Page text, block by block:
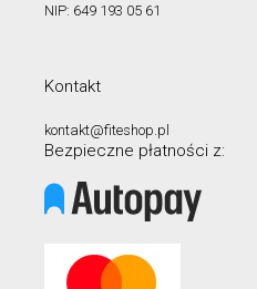
NIP: 649 193 05 61
Kontakt
kontakt@fiteshop.pl
Bezpieczne płatności z: